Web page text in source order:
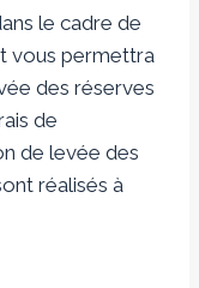
le cadre de
vous permettra
des réserves
de
de levée des
réalisés à